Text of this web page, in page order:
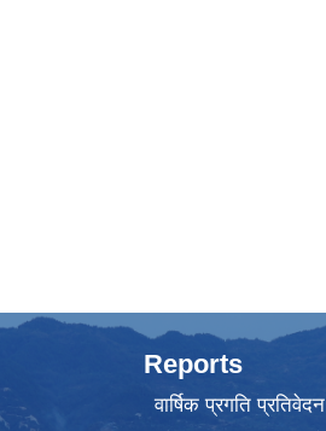
Reports
वार्षिक प्रगति प्रतिवेदन